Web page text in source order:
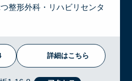
整形外科・リハビリセンタ
詳細はこちら